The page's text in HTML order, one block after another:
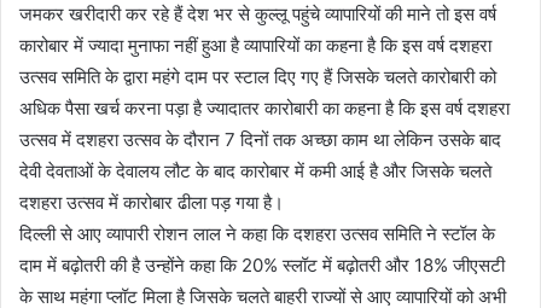
जमकर खरीदारी कर रहे हैं देश भर से कुल्लू पहुंचे व्यापारियों की माने तो इस वर्ष
कारोबार में ज्यादा मुनाफा नहीं हुआ है व्यापारियों का कहना है कि इस वर्ष दशहरा
उत्सव समिति के द्वारा महंगे दाम पर स्टाल दिए गए हैं जिसके चलते कारोबारी को
अधिक पैसा खर्च करना पड़ा है ज्यादातर कारोबारी का कहना है कि इस वर्ष दशहरा
उत्सव में दशहरा उत्सव के दौरान 7 दिनों तक अच्छा काम था लेकिन उसके बाद
देवी देवताओं के देवालय लौट के बाद कारोबार में कमी आई है और जिसके चलते
दशहरा उत्सव में कारोबार ढीला पड़ गया है।
दिल्ली से आए व्यापारी रोशन लाल ने कहा कि दशहरा उत्सव समिति ने स्टॉल के
दाम में बढ़ोतरी की है उन्होंने कहा कि 20% स्लॉट में बढ़ोतरी और 18% जीएसटी
के साथ महंगा प्लॉट मिला है जिसके चलते बाहरी राज्यों से आए व्यापारियों को अभी